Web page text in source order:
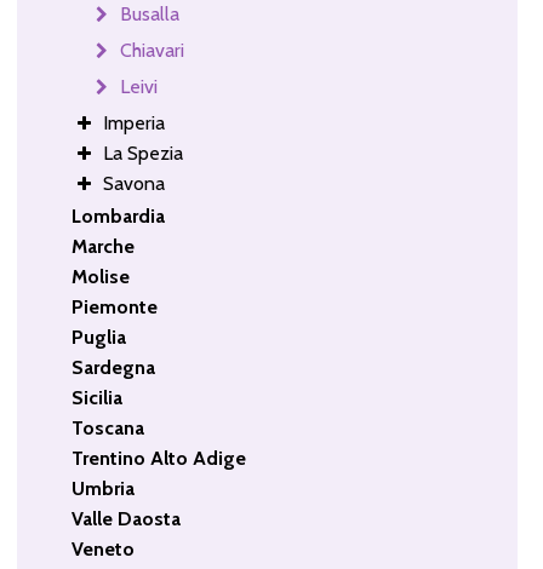
Busalla
Chiavari
Leivi
Imperia
La Spezia
Savona
Lombardia
Marche
Molise
Piemonte
Puglia
Sardegna
Sicilia
Toscana
Trentino Alto Adige
Umbria
Valle Daosta
Veneto